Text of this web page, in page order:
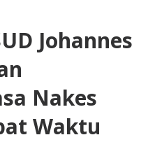
Johannes
Nakes
Waktu